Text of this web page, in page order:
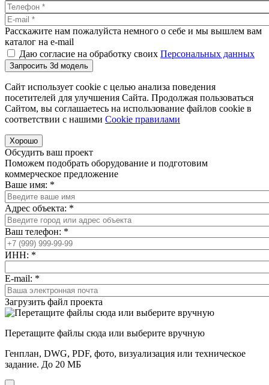
Расскажите нам пожалуйста немного о себе и мы вышлем вам
каталог на e-mail
Даю согласие на обработку своих Персональных данных
Запросить 3d модель
Сайт использует cookie с целью анализа поведения
посетителей для улучшения Сайта. Продолжая пользоваться
Сайтом, вы соглашаетесь на использование файлов cookie в
соответствии с нашими Cookiе правилами
Хорошо
Обсудить ваш проект
Поможем подобрать оборудование и подготовим
коммерческое предложение
Ваше имя: *
Адрес объекта: *
Ваш телефон: *
ИНН: *
E-mail: *
Загрузить файл проекта
Перетащите файлы сюда или выберите вручную
Генплан, DWG, PDF, фото, визуализация или техническое
задание. До 20 МБ